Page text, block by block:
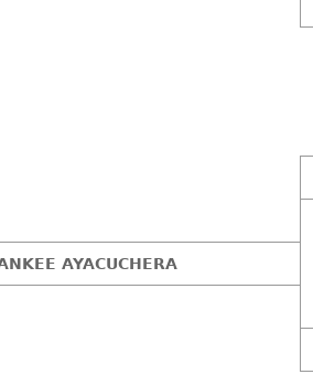
AYACUCHERA